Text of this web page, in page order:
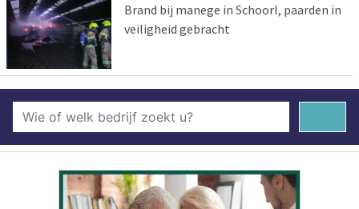
Brand bij manege in Schoorl, paarden in
veiligheid gebracht